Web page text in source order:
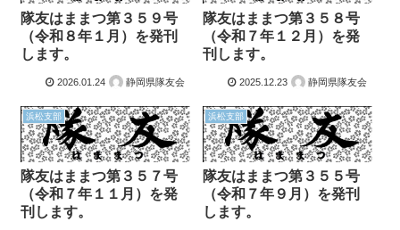
隊友はままつ第３５９号
（令和８年１月）を発刊
します。
2026.01.24 静岡県隊友会
隊友はままつ第３５８号
（令和７年１２月）を発
刊します。
2025.12.23 静岡県隊友会
浜松支部
隊友はままつ第３５７号
（令和７年１１月）を発
刊します。
浜松支部
隊友はままつ第３５５号
（令和７年９月）を発刊
します。